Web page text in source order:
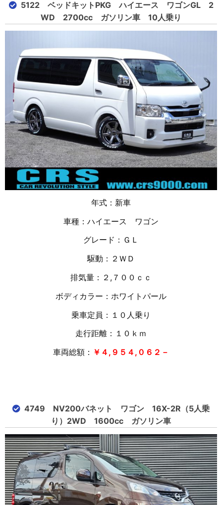
5122 ベッドキットPKG ハイエース ワゴンGL 2
WD 2700cc ガソリン車 10人乗り
年式：新車
車種：ハイエース ワゴン
グレード：ＧＬ
駆動：２ＷＤ
排気量：２,７００ｃｃ
ボディカラー：ホワイトパール
乗車定員：１０人乗り
走行距離：１０ ｋｍ
車両総額： ￥４,９５４,０６２－
4749 NV200バネット ワゴン 16X-2R（5人乗
り）2WD 1600cc ガソリン車